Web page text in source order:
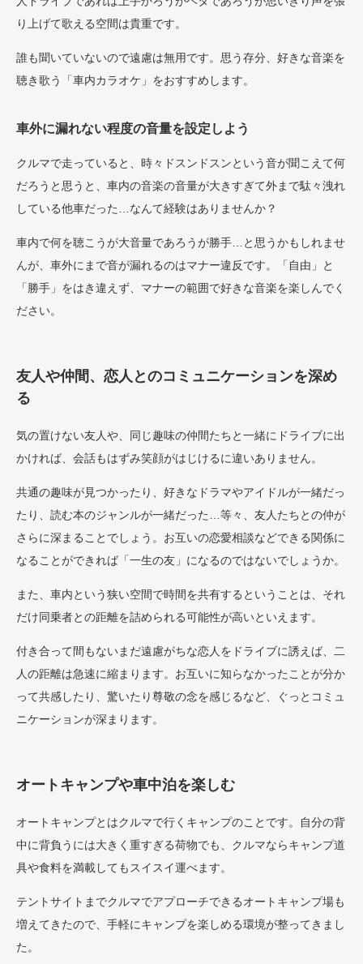
り上げて歌える空間は貴重です。
誰も聞いていないので遠慮は無用です。思う存分、好きな音楽を
聴き歌う「車内カラオケ」をおすすめします。
車外に漏れない程度の音量を設定しよう
クルマで走っていると、時々ドスンドスンという音が聞こえて何
だろうと思うと、車内の音楽の音量が大きすぎて外まで駄々洩れ
している他車だった…なんて経験はありませんか？
車内で何を聴こうが大音量であろうが勝手…と思うかもしれませ
んが、車外にまで音が漏れるのはマナー違反です。「自由」と
「勝手」をはき違えず、マナーの範囲で好きな音楽を楽しんでく
ださい。
友人や仲間、恋人とのコミュニケーションを深め
る
気の置けない友人や、同じ趣味の仲間たちと一緒にドライブに出
かければ、会話もはずみ笑顔がはじけるに違いありません。
共通の趣味が見つかったり、好きなドラマやアイドルが一緒だっ
たり、読む本のジャンルが一緒だった…等々、友人たちとの仲が
さらに深まることでしょう。お互いの恋愛相談などできる関係に
なることができれば「一生の友」になるのではないでしょうか。
また、車内という狭い空間で時間を共有するということは、それ
だけ同乗者との距離を詰められる可能性が高いといえます。
付き合って間もないまだ遠慮がちな恋人をドライブに誘えば、二
人の距離は急速に縮まります。お互いに知らなかったことが分か
って共感したり、驚いたり尊敬の念を感じるなど、ぐっとコミュ
ニケーションが深まります。
オートキャンプや車中泊を楽しむ
オートキャンプとはクルマで行くキャンプのことです。自分の背
中に背負うには大きく重すぎる荷物でも、クルマならキャンプ道
具や食料を満載してもスイスイ運べます。
テントサイトまでクルマでアプローチできるオートキャンプ場も
増えてきたので、手軽にキャンプを楽しめる環境が整ってきまし
た。